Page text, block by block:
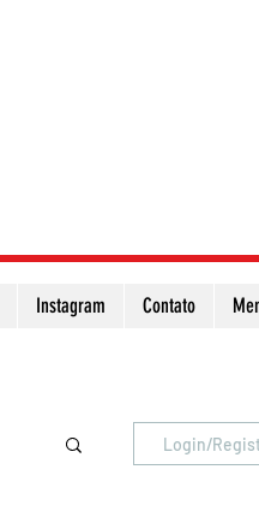
Instagram Contato
Login/